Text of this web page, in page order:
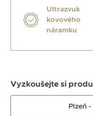
Ultrazvuk
kovového
náramku
Vyzkoušejte si
Plzeň